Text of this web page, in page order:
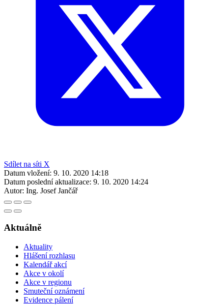
Sdílet na síti X
Datum vložení: 9. 10. 2020 14:18
Datum poslední aktualizace: 9. 10. 2020 14:24
Autor: Ing. Josef Jančář
Aktuálně
Aktuality
Hlášení rozhlasu
Kalendář akcí
Akce v okolí
Akce v regionu
Smuteční oznámení
Evidence pálení